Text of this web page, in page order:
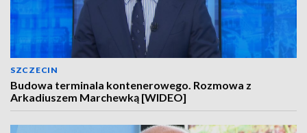
SZCZECIN
Budowa terminala kontenerowego. Rozmowa z
Arkadiuszem Marchewką [WIDEO]